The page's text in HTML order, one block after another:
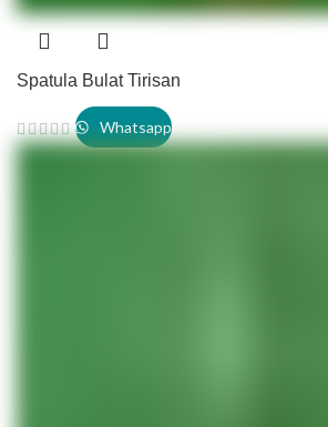
Spatula Bulat Tirisan
Whatsapp